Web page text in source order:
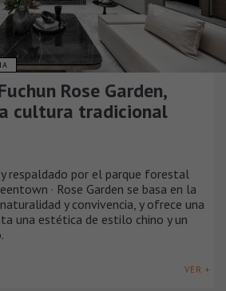
Rose Garden,
cultura tradicional
respaldado por el parque forestal
· Rose Garden se basa en la
y convivencia, y ofrece una
una estética de estilo chino y un
VER +